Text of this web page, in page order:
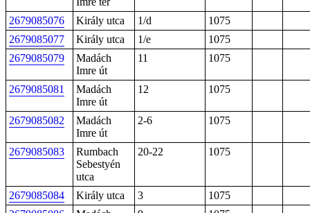
2679085076
Király utca 1/d
1075
2679085077
Király utca 1/e
1075
2679085079
Madách
Imre út
11 1075
2679085081
Madách
Imre út
12 1075
2679085082
Madách
Imre út
2-6 1075
2679085083
Rumbach
Sebestyén
utca
20-22 1075
2679085084 Király utca 3
1075